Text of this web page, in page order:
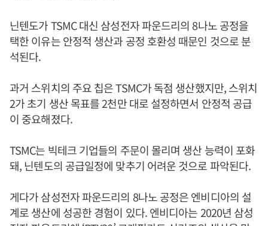
닌텐도가 TSMC 대신 삼성전자 파운드리의 8나노 공정을
택한 이유는 안정적 생산과 공정 호환성 때문인 것으로 분
석된다.
과거 스위치의 주요 칩은 TSMC가 독점 생산했지만, 스위치
2가 초기 생산 목표를 2천만 대로 설정하면서 안정적 공급
이 중요해졌다.
TSMC는 빅테크 기업들의 주문이 몰리며 생산 능력이 포화
돼, 닌텐도의 공급일정에 맞추기 어려운 것으로 파악된다.
게다가 삼성전자 파운드리의 8나노 공정은 엔비디아의 설
계로 생산에 성공한 경험이 있다. 엔비디아는 2020년 삼성